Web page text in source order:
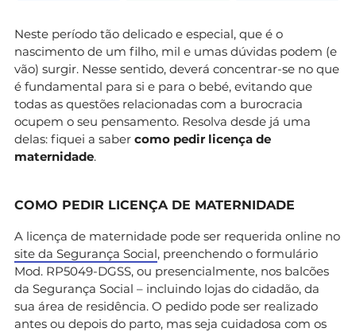
Neste período tão delicado e especial, que é o
nascimento de um filho, mil e umas dúvidas podem (e
vão) surgir. Nesse sentido, deverá concentrar-se no que
é fundamental para si e para o bebé, evitando que
todas as questões relacionadas com a burocracia
ocupem o seu pensamento. Resolva desde já uma
delas: fiquei a saber como pedir licença de
maternidade.
COMO PEDIR LICENÇA DE MATERNIDADE
A licença de maternidade pode ser requerida online no
site da Segurança Social, preenchendo o formulário
Mod. RP5049-DGSS, ou presencialmente, nos balcões
da Segurança Social – incluindo lojas do cidadão, da
sua área de residência. O pedido pode ser realizado
antes ou depois do parto, mas seja cuidadosa com os